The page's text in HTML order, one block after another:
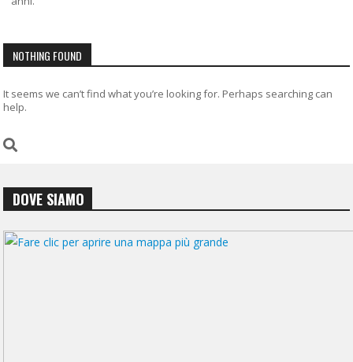
NOTHING FOUND
It seems we can’t find what you’re looking for. Perhaps searching can
help.
DOVE SIAMO